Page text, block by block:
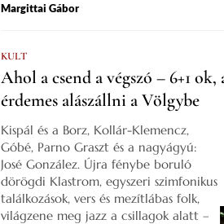
Margittai Gábor
KULT
Ahol a csend a végszó – 6+1
érdemes alászállni a Völgybe
Kispál és a Borz, Kollár-Klemencz,
Góbé, Parno Graszt és a nagyágyú:
José González. Újra fénybe boruló
dörögdi Klastrom, egyszeri szimfonikus
találkozások, vers és mezítlábas folk,
világzene meg jazz a csillagok alatt –